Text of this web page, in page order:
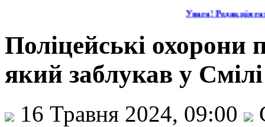
Увага! Редакція
Поліцейські охорони
який заблукав у Смілі
16 Травня 2024, 09:00